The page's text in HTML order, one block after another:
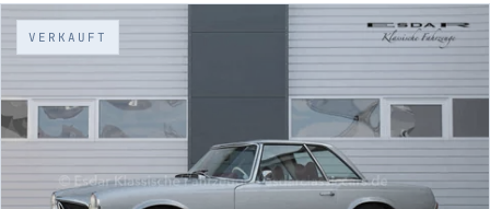
VERKAUFT